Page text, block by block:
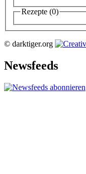
Rezepte (0)
© darktiger.org
Newsfeeds